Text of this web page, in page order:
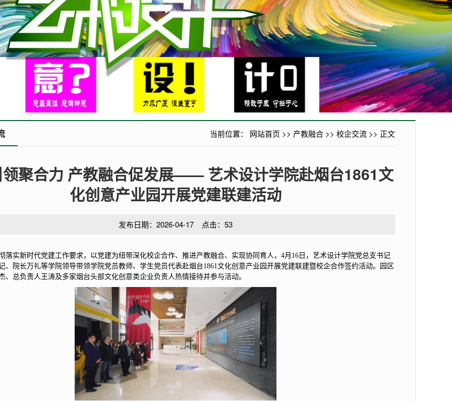
当前位置： 网站首页 >> 产教融合 >> 校企交流 >> 正文
聚合力 产教融合促发展—— 艺术设计学院赴烟台1861文
化创意产业园开展党建联建活动
发布日期：2026-04-17 点击： 53
落实新时代党建工作要求，以党建为纽带深化校企合作、推进产教融合、实现协同育人，4月16日，艺术设计学院党总支书记
、院长万礼等学院领导带领学院党员教师、学生党员代表赴烟台1861文化创意产业园开展党建联建暨校企合作签约活动。园区
、总负责人王涛及多家烟台头部文化创意类企业负责人热情接待并参与活动。